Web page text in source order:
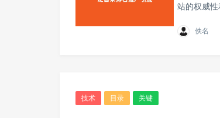
站的权威
佚名
技术 目录 关键